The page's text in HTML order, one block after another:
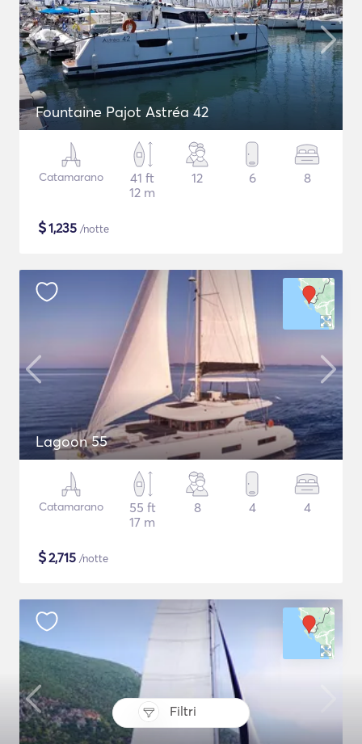
Filtri
Fountaine Pajot Astréa 42
Catamarano
41 ft
12 m
12 6 8
$1,235 /notte
Lagoon 55
Catamarano
55 ft
17 m
8 4 4
$2,715 /notte